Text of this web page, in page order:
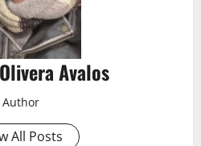
Avalos
Author
All Posts